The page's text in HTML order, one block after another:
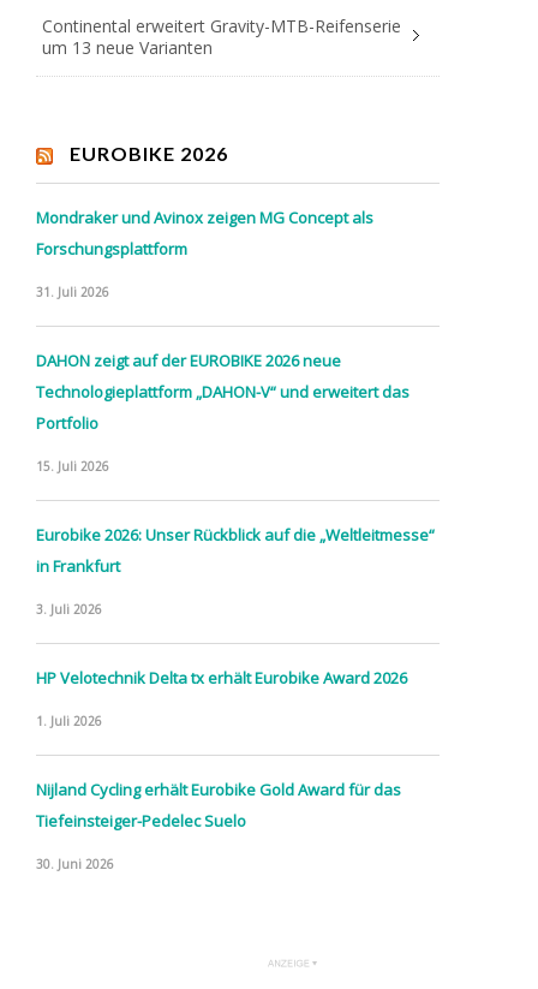
Continental erweitert Gravity-MTB-Reifenserie
um 13 neue Varianten
EUROBIKE 2026
Mondraker und Avinox zeigen MG Concept als
Forschungsplattform
31. Juli 2026
DAHON zeigt auf der EUROBIKE 2026 neue
Technologieplattform „DAHON-V“ und erweitert das
Portfolio
15. Juli 2026
Eurobike 2026: Unser Rückblick auf die „Weltleitmesse“
in Frankfurt
3. Juli 2026
HP Velotechnik Delta tx erhält Eurobike Award 2026
1. Juli 2026
Nijland Cycling erhält Eurobike Gold Award für das
Tiefeinsteiger-Pedelec Suelo
30. Juni 2026